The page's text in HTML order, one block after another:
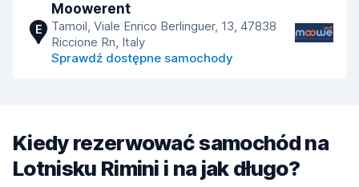
E
Moowerent
Tamoil, Viale Enrico Berlinguer, 13, 47838
Riccione Rn, Italy
Sprawdź dostępne samochody
Kiedy rezerwować samochód na
Lotnisku Rimini i na jak długo?